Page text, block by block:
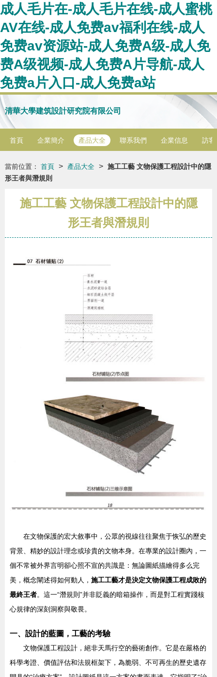
成人毛片在-成人毛片在线-成人蜜桃
AV在线-成人免费av福利在线-成人
免费av资源站-成人免费A级-成人免
费A级视频-成人免费A片导航-成人
免费a片入口-成人免费a站
清華大學建筑設計研究院有限公司
首頁 企業簡介 產品大全 聯系我們 企業信息 訪客
當前位置： 首頁 > 產品大全 > 施工工藝 文物保護工程設計中的隱
形王者與潛規則
施工工藝 文物保護工程設計中的隱
形王者與潛規則
在文物保護的宏大敘事中，公眾的視線往往聚焦于恢弘的歷史
背景、精妙的設計理念或珍貴的文物本身。在專業的設計圈內，一
個不常被外界言明卻心照不宣的共識是：無論圖紙描繪得多么完
美，概念闡述得如何動人， 施工工藝才是決定文物保護工程成敗的
最終王者。這一“潛規則”并非貶義的暗箱操作，而是對工程實踐核
心規律的深刻洞察與敬畏。
一、設計的藍圖，工藝的考驗
文物保護工程設計，絕非天馬行空的藝術創作。它是在嚴格的
科學考證、價值評估和法規框架下，為脆弱、不可再生的歷史遺存